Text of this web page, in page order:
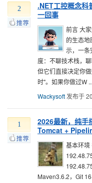
2
.NET工控概念
一回事
前言 大
的生态
示，一条
度：不聊技术栈，
但它们直接决定你
时"。如果你做过W ...
Wackysoft 发布于
1
2026最新，纯
Tomcat +
基本环境
Maven3.6.2，Git